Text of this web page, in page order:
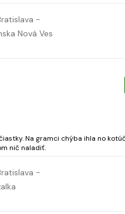
-
Nová Ves
Na gramci chýba ihla no
nič naladiť.
-